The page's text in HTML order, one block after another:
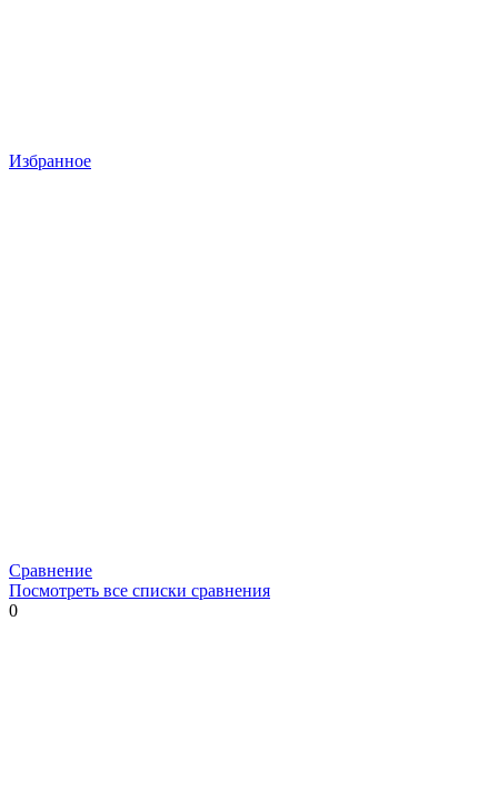
Избранное
Сравнение
Посмотреть все списки сравнения
0